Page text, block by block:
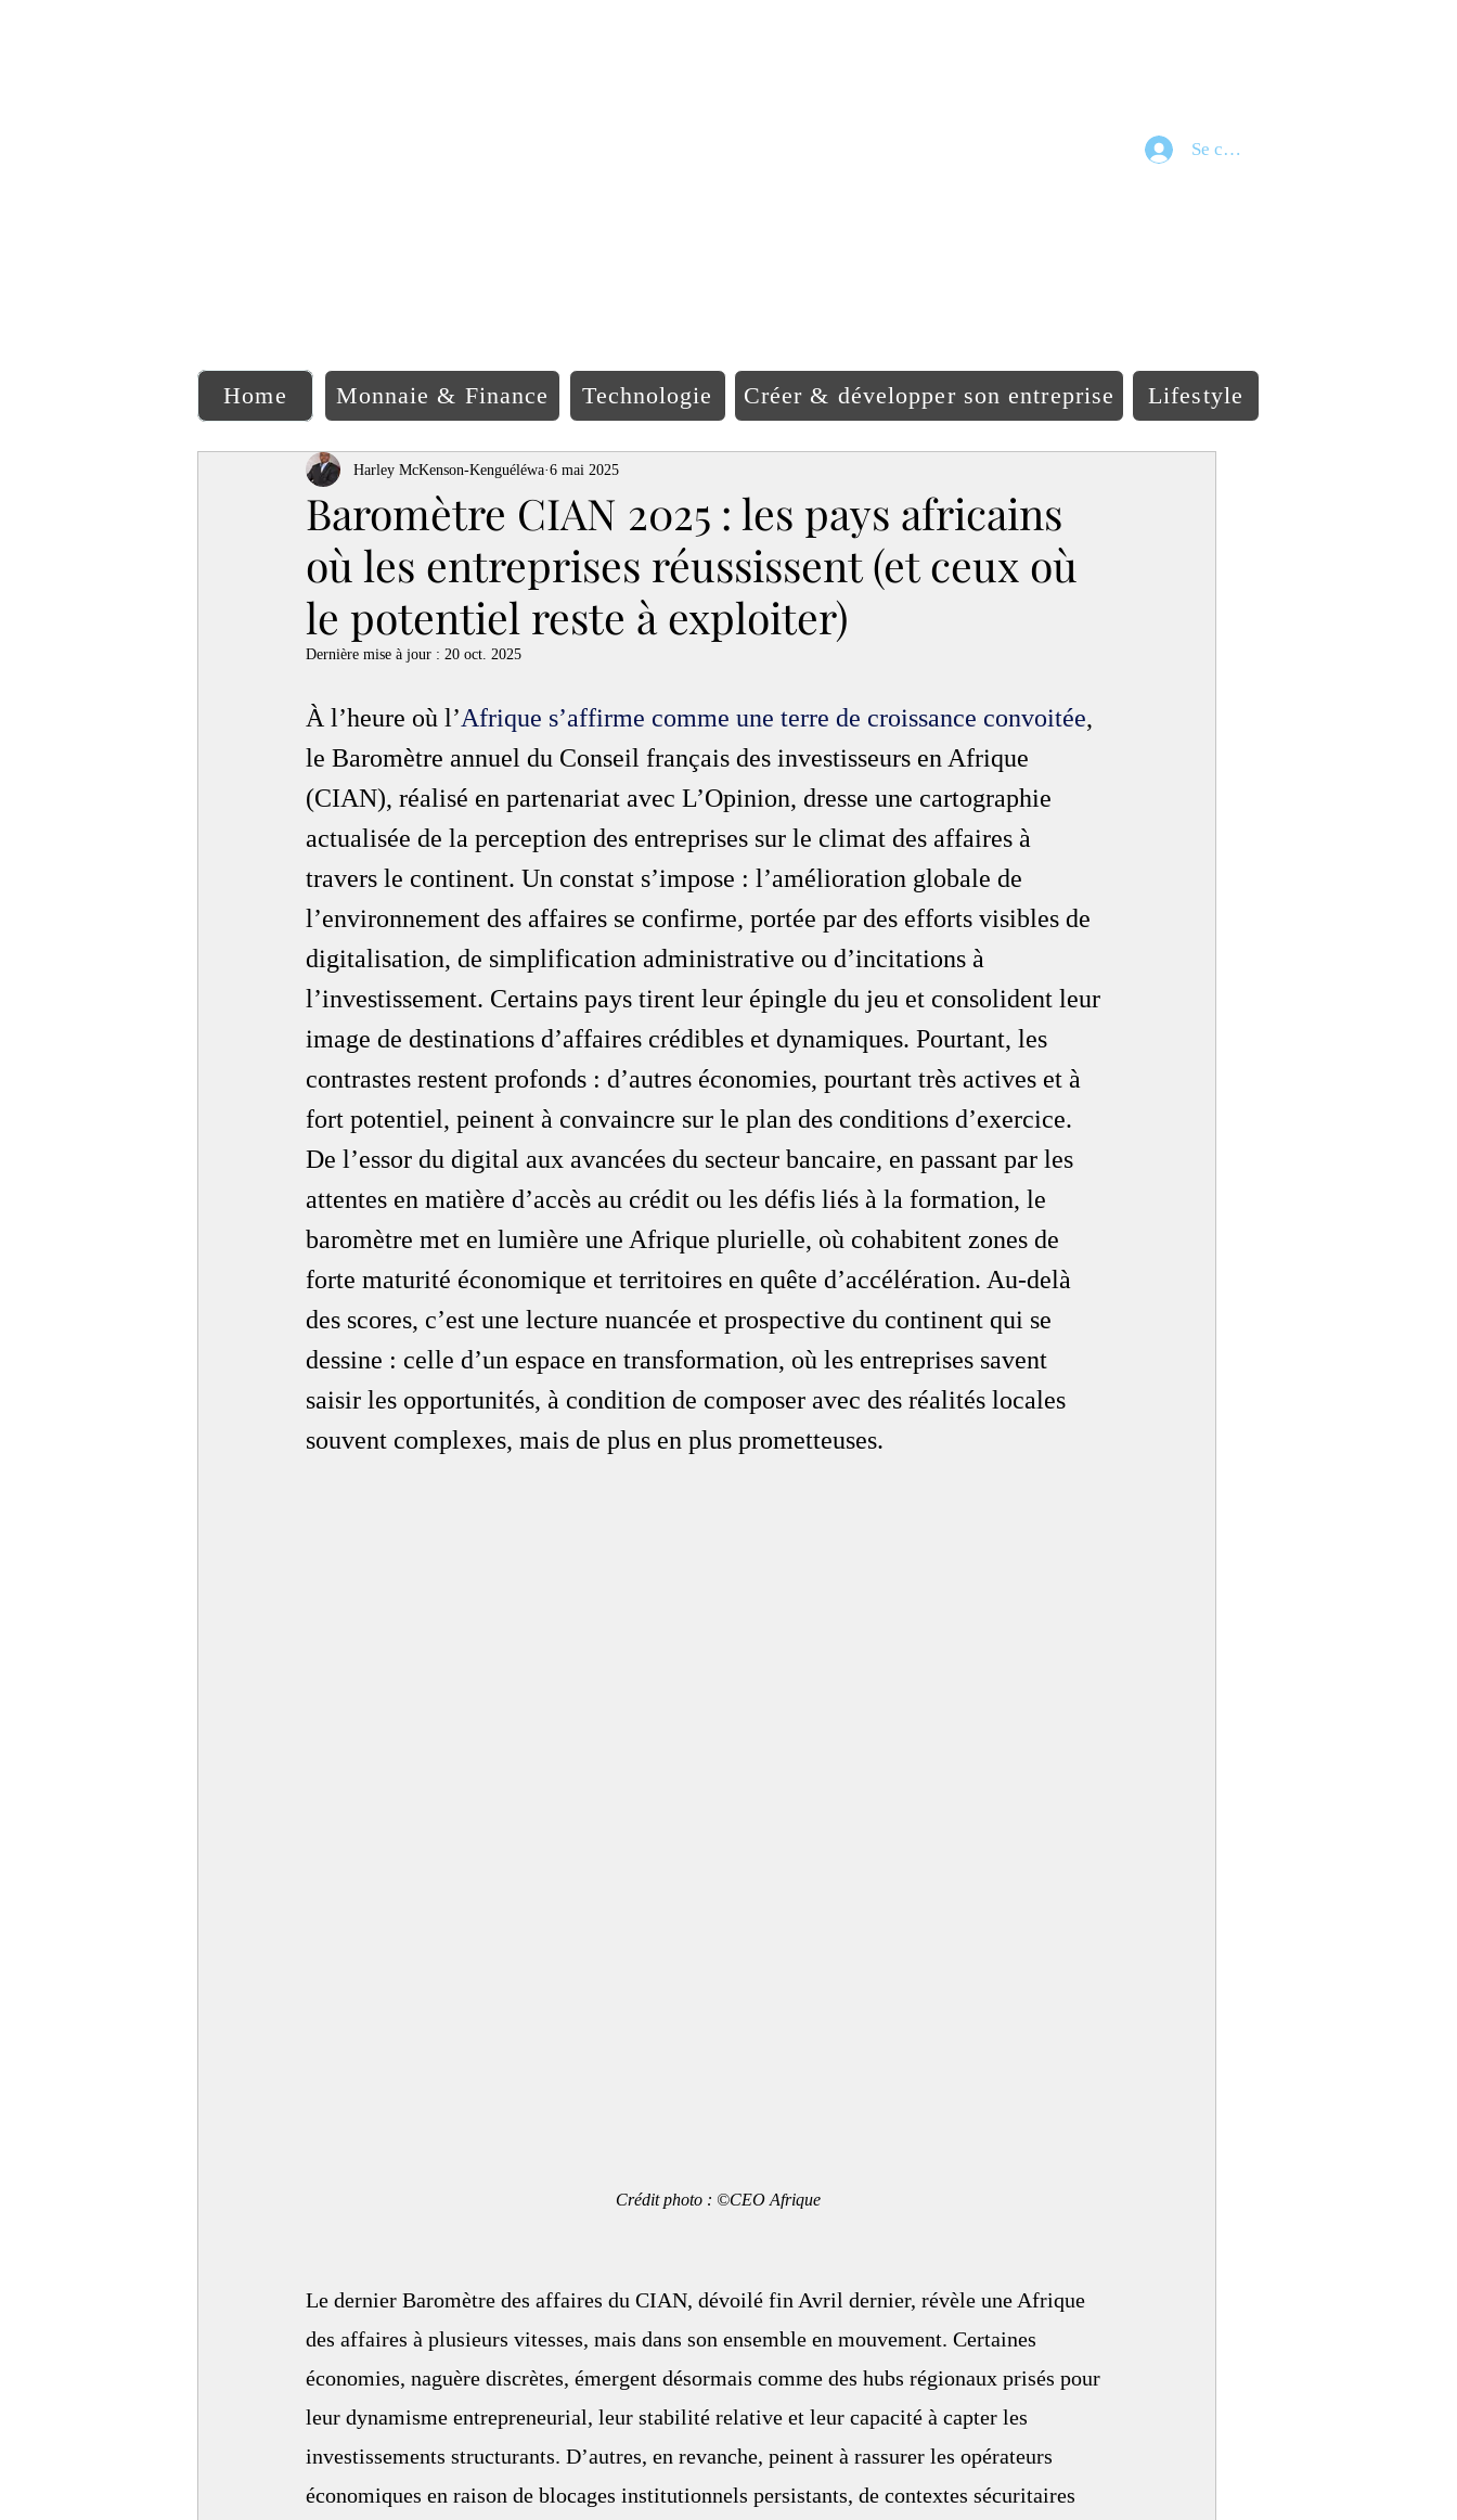
Se connecter
Home Monnaie & Finance Technologie Créer & développer son entreprise Lifestyle
Baromètre CIAN 2025 : les pays africains
où les entreprises réussissent (et ceux où
le potentiel reste à exploiter)
Harley McKenson-Kenguéléwa 6 mai 2025
Dernière mise à jour : 20 oct. 2025
À l’heure où l’Afrique s’affirme comme une terre de croissance convoitée,
le Baromètre annuel du Conseil français des investisseurs en Afrique
(CIAN), réalisé en partenariat avec L’Opinion, dresse une cartographie
actualisée de la perception des entreprises sur le climat des affaires à
travers le continent. Un constat s’impose : l’amélioration globale de
l’environnement des affaires se confirme, portée par des efforts visibles de
digitalisation, de simplification administrative ou d’incitations à
l’investissement. Certains pays tirent leur épingle du jeu et consolident leur
image de destinations d’affaires crédibles et dynamiques. Pourtant, les
contrastes restent profonds : d’autres économies, pourtant très actives et à
fort potentiel, peinent à convaincre sur le plan des conditions d’exercice.
De l’essor du digital aux avancées du secteur bancaire, en passant par les
attentes en matière d’accès au crédit ou les défis liés à la formation, le
baromètre met en lumière une Afrique plurielle, où cohabitent zones de
forte maturité économique et territoires en quête d’accélération. Au-delà
des scores, c’est une lecture nuancée et prospective du continent qui se
dessine : celle d’un espace en transformation, où les entreprises savent
saisir les opportunités, à condition de composer avec des réalités locales
souvent complexes, mais de plus en plus prometteuses.
         Crédit photo : ©CEO Afrique
Le dernier Baromètre des affaires du CIAN, dévoilé fin Avril dernier, révèle une Afrique
des affaires à plusieurs vitesses, mais dans son ensemble en mouvement. Certaines
économies, naguère discrètes, émergent désormais comme des hubs régionaux prisés pour
leur dynamisme entrepreneurial, leur stabilité relative et leur capacité à capter les
investissements structurants. D’autres, en revanche, peinent à rassurer les opérateurs
économiques en raison de blocages institutionnels persistants, de contextes sécuritaires